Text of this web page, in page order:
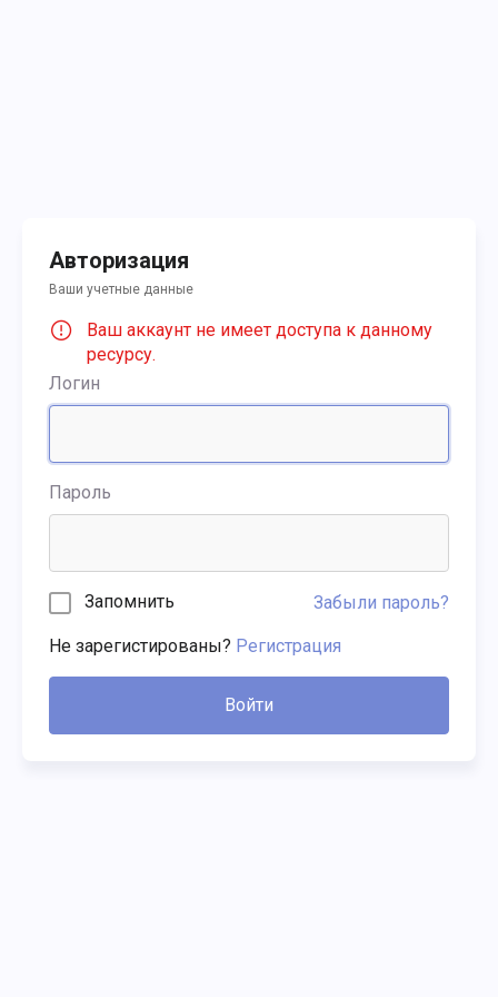
Авторизация
Ваши учетные данные
Ваш аккаунт не имеет доступа к данному
ресурсу.
Логин
Пароль
Запомнить Забыли пароль?
Не зарегистированы? Регистрация